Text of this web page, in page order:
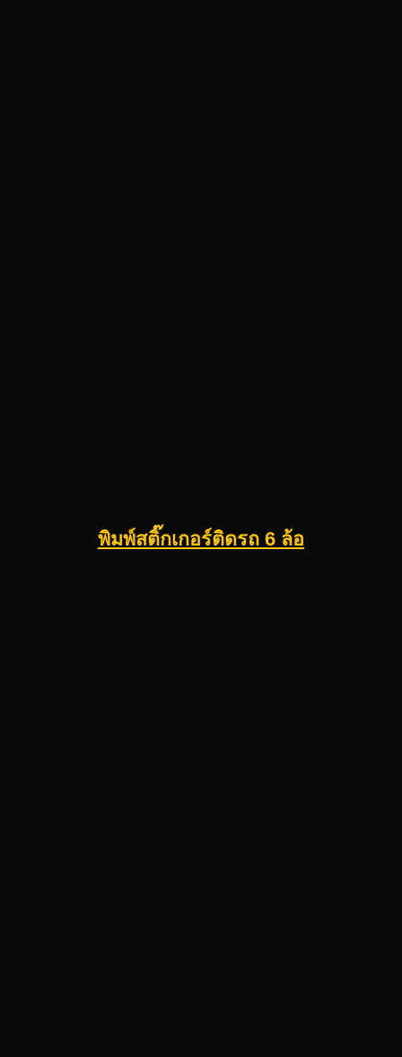
พิมพ์สติ๊กเกอร์ติดรถ 6 ล้อ